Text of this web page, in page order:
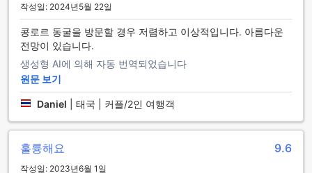
만들어보세요.
꽁로 에코 로지의 다양한 객실 유형
꽁로 에코 로지는 코운 캄에 위치한 호텔로, 편안하고 아늑한 객
실을 제공합니다. 다양한 유형의 객실을 선택할 수 있으며, 그
중에는 더블 팬 객실과 트윈 팬 객실이 있습니다. 더블 팬 객실
은 16 평방미터의 넓은 공간을 제공하며, 트윈 팬 객실도 동일
러한 객실을 예약하면 최고의 가격과 편리한 경험을 제공받을
수 있습니다. Agoda는 사용자에게 가장 저렴한 가격과 간편한
작성일: 2024년5월 22일
콩로르 동굴을 방문할 경우 저렴하고 이상적입니다. 아름다운
전망이 있습니다.
생성형 AI에 의해 자동 번역되었습니다
원문 보기
Daniel 태국 | 커플/2인 여행객
훌륭해요 9.6
작성일: 2023년6월 1일